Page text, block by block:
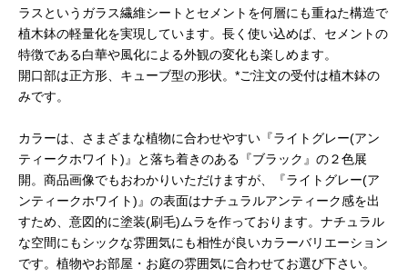
ラスというガラス繊維シートとセメントを何層にも重ねた構造で
植木鉢の軽量化を実現しています。長く使い込めば、セメントの
特徴である白華や風化による外観の変化も楽しめます。
開口部は正方形、キューブ型の形状。*ご注文の受付は植木鉢の
みです。
カラーは、さまざまな植物に合わせやすい『ライトグレー(アン
ティークホワイト)』と落ち着きのある『ブラック』の２色展
開。商品画像でもおわかりいただけますが、『ライトグレー(ア
ンティークホワイト)』の表面はナチュラルアンティーク感を出
すため、意図的に塗装(刷毛)ムラを作っております。ナチュラル
な空間にもシックな雰囲気にも相性が良いカラーバリエーション
です。植物やお部屋・お庭の雰囲気に合わせてお選び下さい。